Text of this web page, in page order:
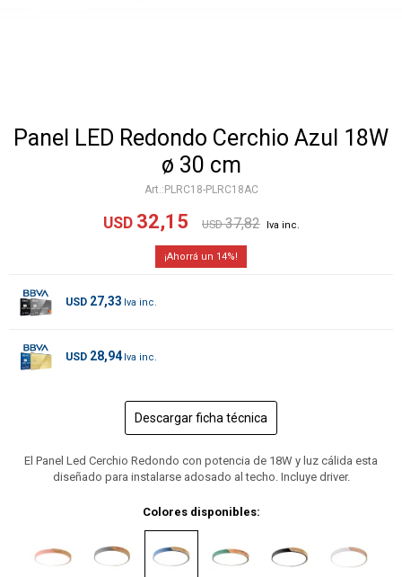
Panel LED Redondo Cerchio Azul 18W
ø 30 cm
PLRC18-PLRC18AC
USD 32,15 USD 37,82
14
USD 27,33
USD 28,94
Descargar ficha técnica
El Panel Led Cerchio Redondo con potencia de 18W y luz cálida esta
diseñado para instalarse adosado al techo. Incluye driver.
Colores disponibles: